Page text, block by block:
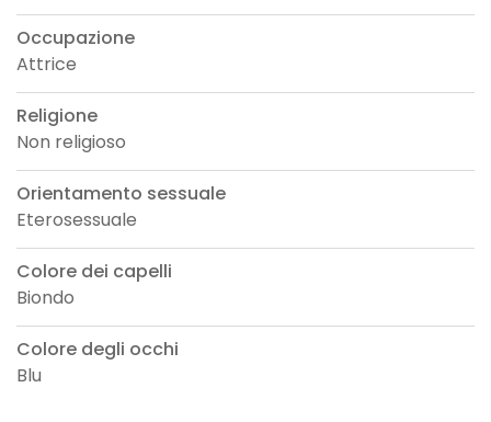
Occupazione
Attrice
Religione
Non religioso
Orientamento sessuale
Eterosessuale
Colore dei capelli
Biondo
Colore degli occhi
Blu